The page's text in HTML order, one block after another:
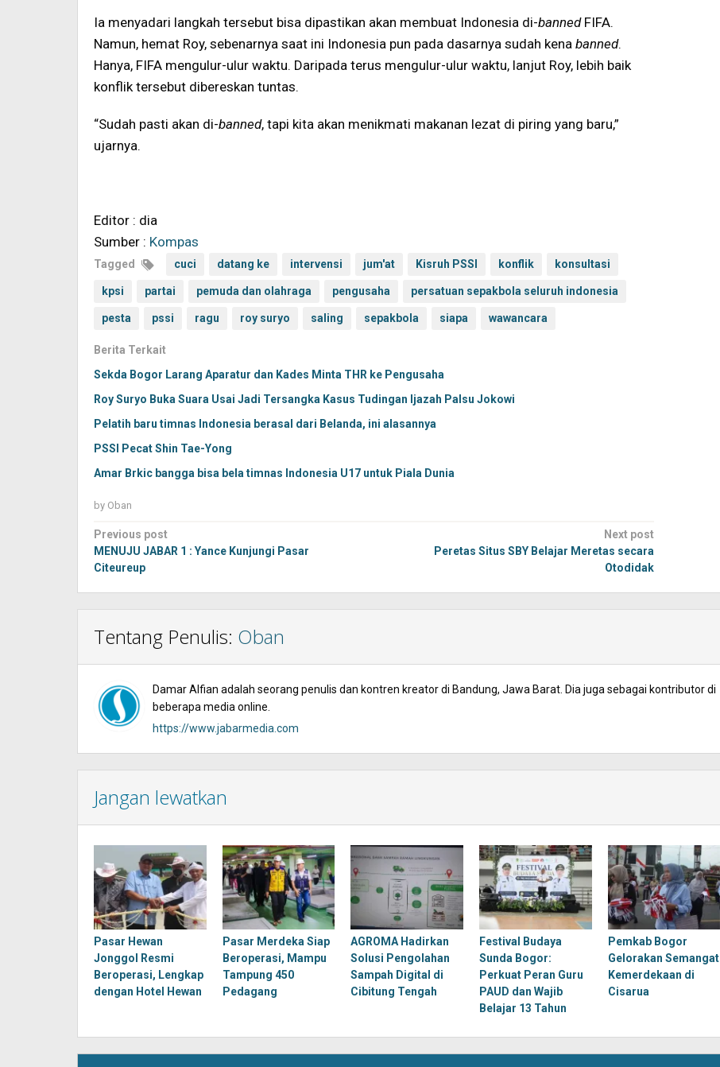
Ia menyadari langkah tersebut bisa dipastikan akan membuat Indonesia di-bannedFIFA.
Namun, hemat Roy, sebenarnya saat ini Indonesia pun pada dasarnya sudah kena banned.
Hanya, FIFA mengulur-ulur waktu. Daripada terus mengulur-ulur waktu, lanjut Roy, lebih baik
konflik tersebut dibereskan tuntas.
“Sudah pasti akan di-banned, tapi kita akan menikmati makanan lezat di piring yang baru,”
ujarnya.
Editor : dia
Sumber : Kompas
Tagged cuci datang ke intervensi jum'at Kisruh PSSI konflik konsultasi
kpsi partai pemuda dan olahraga pengusaha persatuan sepakbola seluruh indonesia
pesta pssi ragu roy suryo saling sepakbola siapa wawancara
Berita Terkait
Sekda Bogor Larang Aparatur dan Kades Minta THR ke Pengusaha
Roy Suryo Buka Suara Usai Jadi Tersangka Kasus Tudingan Ijazah Palsu Jokowi
Pelatih baru timnas Indonesia berasal dari Belanda, ini alasannya
PSSI Pecat Shin Tae-Yong
Amar Brkic bangga bisa bela timnas Indonesia U17 untuk Piala Dunia
by Oban
Post
navigation
Previous post
MENUJU JABAR 1 : Yance Kunjungi Pasar
Citeureup
Next post
Peretas Situs SBY Belajar Meretas secara
Otodidak
Tentang Penulis: Oban
Damar Alfian adalah seorang penulis dan kontren kreator di Bandung, Jawa Barat. Dia juga sebagai kontributor di
beberapa media online.
https://www.jabarmedia.com
Jangan lewatkan
Pasar Hewan
Jonggol Resmi
Beroperasi, Lengkap
dengan Hotel Hewan
Pasar Merdeka Siap
Beroperasi, Mampu
Tampung 450
Pedagang
AGROMA Hadirkan
Solusi Pengolahan
Sampah Digital di
Cibitung Tengah
Festival Budaya
Sunda Bogor:
Perkuat Peran Guru
PAUD dan Wajib
Belajar 13 Tahun
Pemkab Bogor
Gelorakan Semangat
Kemerdekaan di
Cisarua